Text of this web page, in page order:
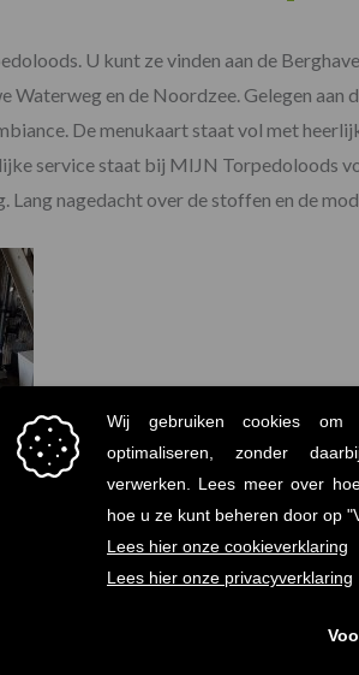
U kunt ze vinden aan de
Waterweg en de Noordzee. Gelegen
De menukaart staat vol met
service staat bij MIJN Torpedoloods
nagedacht over de stoffen en de
←Vorige Project